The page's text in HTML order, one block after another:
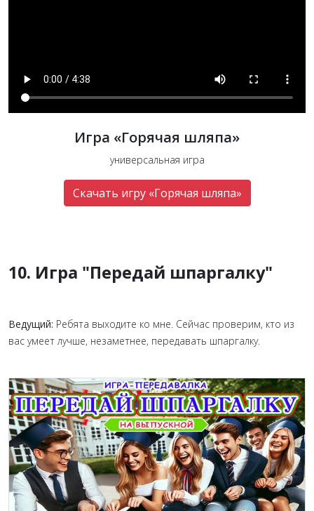
Игра «Горячая шляпа»
универсальная игра
Скачать игру «Горячая шляпа»
10. Игра "Передай шпаргалку"
Ведущий: Ребята выходите ко мне. Сейчас проверим, кто из
вас умеет лучше, незаметнее, передавать шпаргалку.